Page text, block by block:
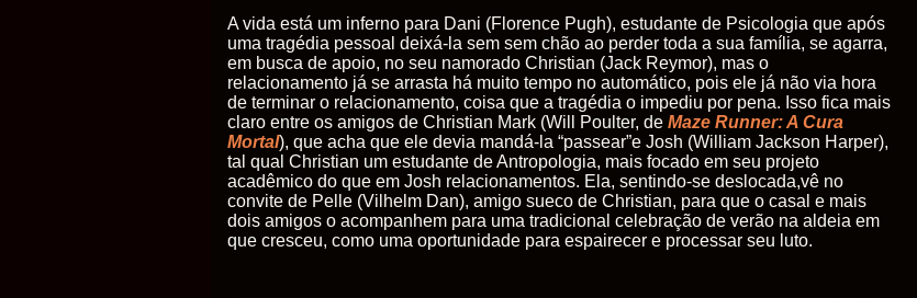
A vida está um inferno para Dani (Florence Pugh), estudante de Psicologia que após
uma tragédia pessoal deixá-la sem sem chão ao perder toda a sua família, se agarra,
em busca de apoio, no seu namorado Christian (Jack Reymor), mas o
relacionamento já se arrasta há muito tempo no automático, pois ele já não via hora
de terminar o relacionamento, coisa que a tragédia o impediu por pena. Isso fica mais
claro entre os amigos de Christian Mark (Will Poulter, de Maze Runner: A Cura
Mortal), que acha que ele devia mandá-la “passear”e Josh (William Jackson Harper),
tal qual Christian um estudante de Antropologia, mais focado em seu projeto
acadêmico do que em Josh relacionamentos. Ela, sentindo-se deslocada,vê no
convite de Pelle (Vilhelm Dan), amigo sueco de Christian, para que o casal e mais
dois amigos o acompanhem para uma tradicional celebração de verão na aldeia em
que cresceu, como uma oportunidade para espairecer e processar seu luto.